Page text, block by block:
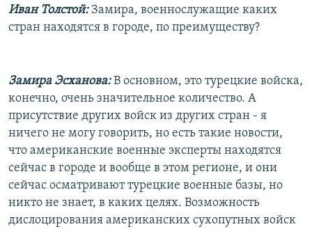
Иван Толстой:Замира, военнослужащие каких
стран находятся в городе, по преимуществу?
Замира Эсханова:В основном, это турецкие войска,
конечно, очень значительное количество. А
присутствие других войск из других стран - я
ничего не могу говорить, но есть такие новости,
что американские военные эксперты находятся
сейчас в городе и вообще в этом регионе, и они
сейчас осматривают турецкие военные базы, но
никто не знает, в каких целях. Возможность
дислоцирования американских сухопутных войск